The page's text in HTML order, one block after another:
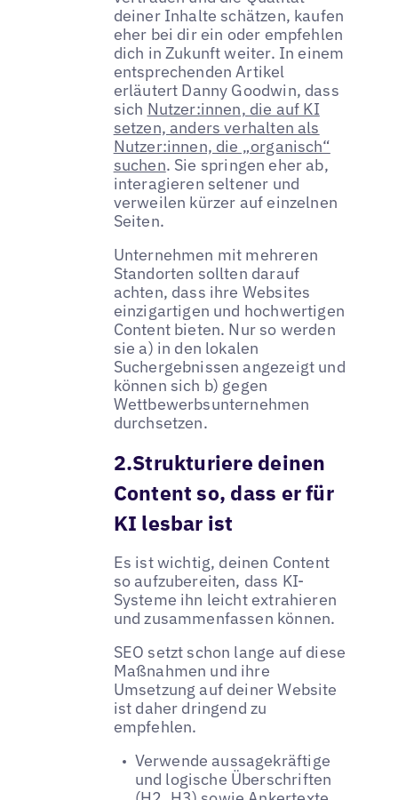
deiner Inhalte schätzen, kaufen
eher bei dir ein oder empfehlen
dich in Zukunft weiter. In einem
entsprechenden Artikel
erläutert Danny Goodwin, dass
sich Nutzer:innen, die auf KI
setzen, anders verhalten als
Nutzer:innen, die „organisch“
suchen. Sie springen eher ab,
interagieren seltener und
verweilen kürzer auf einzelnen
Seiten.
Unternehmen mit mehreren
Standorten sollten darauf
achten, dass ihre Websites
einzigartigen und hochwertigen
Content bieten. Nur so werden
sie a) in den lokalen
Suchergebnissen angezeigt und
können sich b) gegen
Wettbewerbsunternehmen
durchsetzen.
2.Strukturiere deinen
Content so, dass er für
KI lesbar ist
Es ist wichtig, deinen Content
so aufzubereiten, dass KI-
Systeme ihn leicht extrahieren
und zusammenfassen können.
SEO setzt schon lange auf diese
Maßnahmen und ihre
Umsetzung auf deiner Website
ist daher dringend zu
empfehlen.
Verwende aussagekräftige
und logische Überschriften